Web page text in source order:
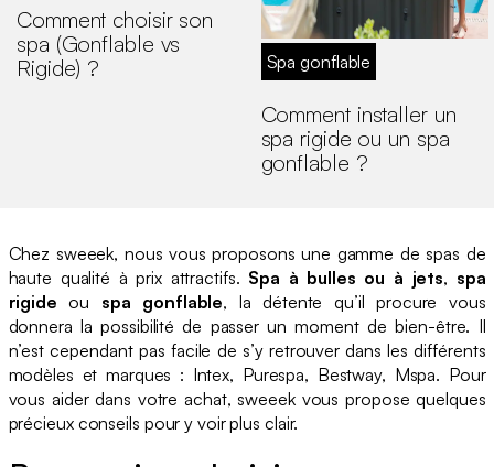
Comment choisir son
spa (Gonflable vs
Rigide) ?
Spa gonflable
Comment installer un
spa rigide ou un spa
gonflable ?
Chez sweeek, nous vous proposons une gamme de spas de
haute qualité à prix attractifs. Spa à bulles ou à jets, spa
rigide ou spa gonflable, la détente qu’il procure vous
donnera la possibilité de passer un moment de bien-être. Il
n’est cependant pas facile de s’y retrouver dans les différents
modèles et marques : Intex, Purespa, Bestway, Mspa. Pour
vous aider dans votre achat, sweeek vous propose quelques
précieux conseils pour y voir plus clair.